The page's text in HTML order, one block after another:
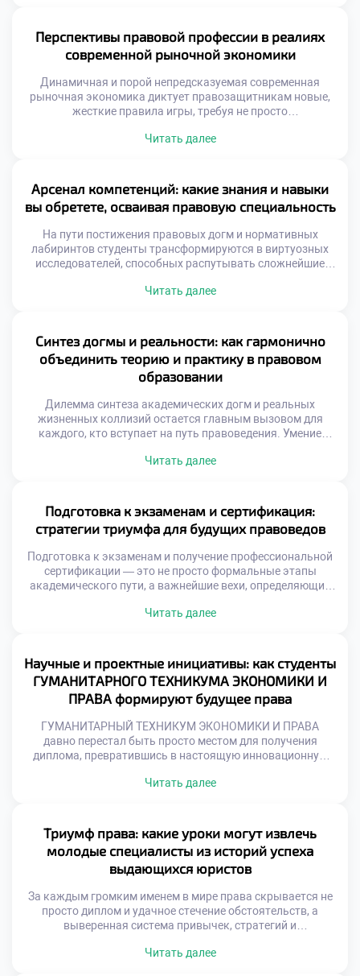
фундаментом, который позволяет студентам не просто
усваивать теорию, а с первых курсов закладывать
алгоритмы своего […]
Перспективы правовой профессии в реалиях
современной рыночной экономики
Динамичная и порой непредсказуемая современная
рыночная экономика диктует правозащитникам новые,
жесткие правила игры, требуя не просто
адаптивности. В эпоху, когда классическое право
ключевого архитектора инноваций. Именно поэтому
качественное обучение в московском техникуме
становится тем самым стратегическим активом, который
Читать далее
Арсенал компетенций: какие знания и навыки
вы обретете, осваивая правовую специальность
На пути постижения правовых догм и нормативных
лабиринтов студенты трансформируются в виртуозных
исследователей, способных распутывать сложнейшие
тупиковых ситуаций. Профессия адвоката, судьи или
ведения переговоров, безупречную защиту интересов и
искусство построения неопровержимой аргументации.
Именно поэтому качественное обучение в […]
Читать далее
Синтез догмы и реальности: как гармонично
объединить теорию и практику в правовом
образовании
Дилемма синтеза академических догм и реальных
жизненных коллизий остается главным вызовом для
каждого, кто вступает на путь правоведения. Умение
судебной практикой отличает настоящего мастера от
надежным трамплином, который позволяет будущим
экспертам с первых дней погружаться в […]
Читать далее
Подготовка к экзаменам и сертификация:
стратегии триумфа для будущих правоведов
Подготовка к экзаменам и получение профессиональной
сертификации — это не просто формальные этапы
академического пути, а важнейшие вехи, определяющие
процессы напрямую влияют на глубину усвоенных
обучение в московском техникуме становится тем самым
надежным фундаментом, который закладывает
правильные алгоритмы подготовки и […]
Читать далее
Научные и проектные инициативы: как студенты
ГУМАНИТАРНОГО ТЕХНИКУМА ЭКОНОМИКИ И
ПРАВА формируют будущее права
ГУМАНИТАРНЫЙ ТЕХНИКУМ ЭКОНОМИКИ И ПРАВА
давно перестал быть просто местом для получения
диплома, превратившись в настоящую инновационную
концепции. В этом уникальном пространстве
взгляда на право. Именно поэтому качественное
обучение в московском техникуме позволяет учащимся
не просто изучать догмы, а […]
Читать далее
Триумф права: какие уроки могут извлечь
молодые специалисты из историй успеха
выдающихся юристов
За каждым громким именем в мире права скрывается не
просто диплом и удачное стечение обстоятельств, а
выверенная система привычек, стратегий и
мэтров юриспруденции служат бесценным учебником для
Читать далее